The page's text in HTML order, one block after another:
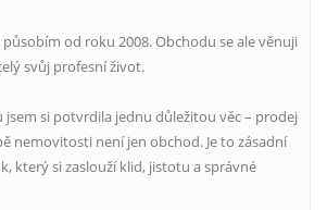
působím od roku 2008. Obchodu se ale věnuji
svůj profesní život.
jsem si potvrdila jednu důležitou věc – prodej
nemovitosti není jen obchod. Je to zásadní
který si zaslouží klid, jistotu a správné